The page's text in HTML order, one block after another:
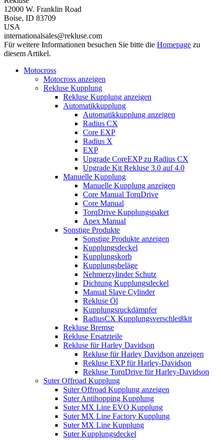
12000 W. Franklin Road
Boise, ID 83709
USA
internationalsales@rekluse.com
Für weitere Informationen besuchen Sie bitte die Homepage zu
diesem Artikel.
Motocross
Motocross anzeigen
Rekluse Kupplung
Rekluse Kupplung anzeigen
Automatikkupplung
Automatikkupplung anzeigen
Radius CX
Core EXP
Radius X
EXP
Upgrade CoreEXP zu Radius CX
Upgrade Kit Rekluse 3.0 auf 4.0
Manuelle Kupplung
Manuelle Kupplung anzeigen
Core Manual TorqDrive
Core Manual
TorqDrive Kupplungspaket
Apex Manual
Sonstige Produkte
Sonstige Produkte anzeigen
Kupplungsdeckel
Kupplungskorb
Kupplungsbeläge
Nehmerzylinder Schutz
Dichtung Kupplungsdeckel
Manual Slave Cylinder
Rekluse Öl
Kupplungsruckdämpfer
RadiusCX Kupplungsverschleißkit
Rekluse Bremse
Rekluse Ersatzteile
Rekluse für Harley Davidson
Rekluse für Harley Davidson anzeigen
Rekluse EXP für Harley-Davidson
Rekluse TorqDrive für Harley-Davidson
Suter Offroad Kupplung
Suter Offroad Kupplung anzeigen
Suter Antihopping Kupplung
Suter MX Line EVO Kupplung
Suter MX Line Factory Kupplung
Suter MX Line Kupplung
Suter Kupplungsdeckel